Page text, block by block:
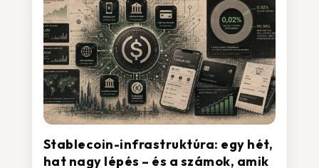
Stablecoin-infrastruktúra: egy hét,
hat nagy lépés – és a számok, amik